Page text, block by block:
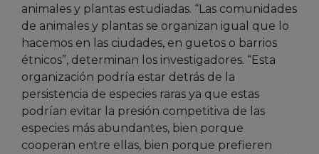
animales y plantas estudiadas. “Las comunidades
de animales y plantas se organizan igual que lo
hacemos en las ciudades, en guetos o barrios
étnicos”, determinan los investigadores. “Esta
organización podría estar detrás de la
persistencia de especies raras ya que estas
podrían evitar la presión competitiva de las
especies más abundantes, bien porque
cooperan entre ellas, bien porque prefieren